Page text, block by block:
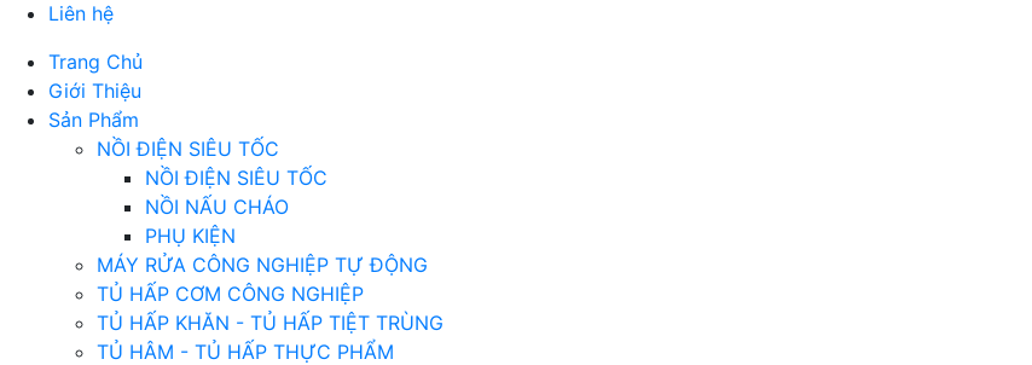
Liên hệ
Trang Chủ
Giới Thiệu
Sản Phẩm
NỒI ĐIỆN SIÊU TỐC
NỒI ĐIỆN SIÊU TỐC
NỒI NẤU CHÁO
PHỤ KIỆN
MÁY RỬA CÔNG NGHIỆP TỰ ĐỘNG
TỦ HẤP CƠM CÔNG NGHIỆP
TỦ HẤP KHĂN - TỦ HẤP TIỆT TRÙNG
TỦ HÂM - TỦ HẤP THỰC PHẨM